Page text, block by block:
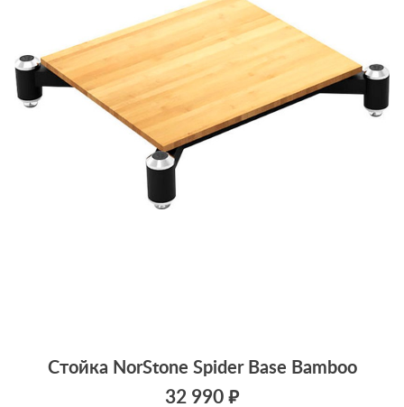
Стойка NorStone Spider Base Bamboo
32 990 ₽